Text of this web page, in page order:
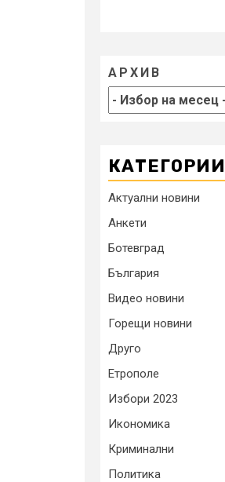
АРХИВ
КАТЕГОРИИ
Актуални новини
Анкети
Ботевград
България
Видео новини
Горещи новини
Друго
Етрополе
Избори 2023
Икономика
Криминални
Политика